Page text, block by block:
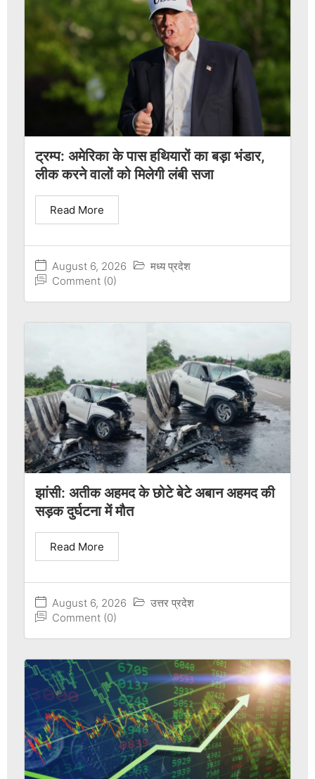
ट्रम्प: अमेरिका के पास हथियारों का बड़ा भंडार,
लीक करने वालों को मिलेगी लंबी सजा
August 6, 2026
मध्य प्रदेश
Comment (0)
Read More
झांसी: अतीक अहमद के छोटे बेटे अबान अहमद की
सड़क दुर्घटना में मौत
August 6, 2026
उत्तर प्रदेश
Comment (0)
Read More